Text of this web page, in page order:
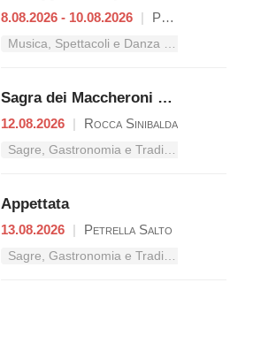
8.08.2026 - 10.08.2026 | Petrella Salto
Sagra dei Maccheroni a Fezze
12.08.2026 | Rocca Sinibalda
Appettata
13.08.2026 | Petrella Salto